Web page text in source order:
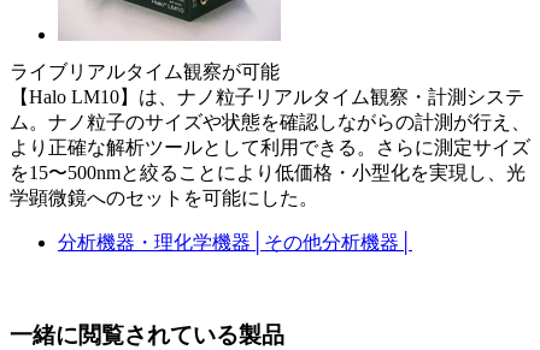
ライブリアルタイム観察が可能
【Halo LM10】は、ナノ粒子リアルタイム観察・計測システ
ム。ナノ粒子のサイズや状態を確認しながらの計測が行え、
より正確な解析ツールとして利用できる。さらに測定サイズ
を15〜500nmと絞ることにより低価格・小型化を実現し、光
学顕微鏡へのセットを可能にした。
分析機器・理化学機器 その他分析機器
一緒に閲覧されている製品